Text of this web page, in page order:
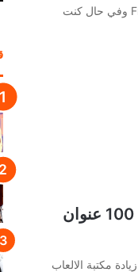
محبي النمط ومحبي ألعاب FromSoftware وفي حال كنت
مايكروسوفت تدعم ما يقارب 100 عنوان
مكتبة الالعاب